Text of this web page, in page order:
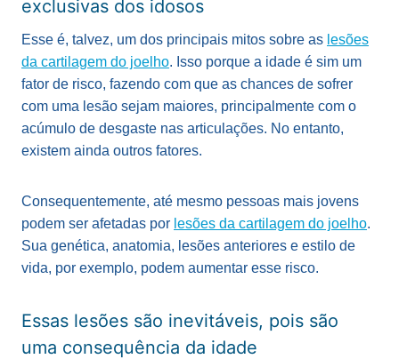
exclusivas dos idosos
Esse é, talvez, um dos principais mitos sobre as lesões
da cartilagem do joelho. Isso porque a idade é sim um
fator de risco, fazendo com que as chances de sofrer
com uma lesão sejam maiores, principalmente com o
acúmulo de desgaste nas articulações. No entanto,
existem ainda outros fatores.
Consequentemente, até mesmo pessoas mais jovens
podem ser afetadas por lesões da cartilagem do joelho.
Sua genética, anatomia, lesões anteriores e estilo de
vida, por exemplo, podem aumentar esse risco.
Essas lesões são inevitáveis, pois são
uma consequência da idade